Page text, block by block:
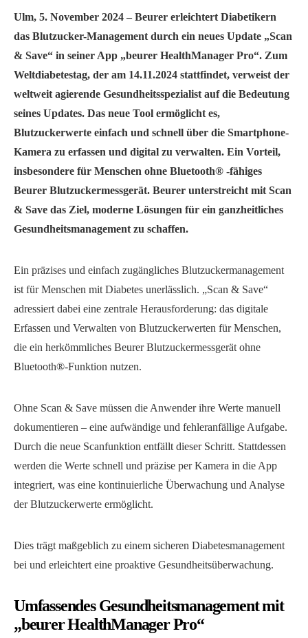
Ulm, 5. November 2024 – Beurer erleichtert Diabetikern
das Blutzucker-Management durch ein neues Update „Scan
& Save“ in seiner App „beurer HealthManager Pro“. Zum
Weltdiabetestag, der am 14.11.2024 stattfindet, verweist der
weltweit agierende Gesundheitsspezialist auf die Bedeutung
seines Updates. Das neue Tool ermöglicht es,
Blutzuckerwerte einfach und schnell über die Smartphone-
Kamera zu erfassen und digital zu verwalten. Ein Vorteil,
insbesondere für Menschen ohne Bluetooth® -fähiges
Beurer Blutzuckermessgerät. Beurer unterstreicht mit Scan
& Save das Ziel, moderne Lösungen für ein ganzheitliches
Gesundheitsmanagement zu schaffen.
Ein präzises und einfach zugängliches Blutzuckermanagement
ist für Menschen mit Diabetes unerlässlich. „Scan & Save“
adressiert dabei eine zentrale Herausforderung: das digitale
Erfassen und Verwalten von Blutzuckerwerten für Menschen,
die ein herkömmliches Beurer Blutzuckermessgerät ohne
Bluetooth®-Funktion nutzen.
Ohne Scan & Save müssen die Anwender ihre Werte manuell
dokumentieren – eine aufwändige und fehleranfällige Aufgabe.
Durch die neue Scanfunktion entfällt dieser Schritt. Stattdessen
werden die Werte schnell und präzise per Kamera in die App
integriert, was eine kontinuierliche Überwachung und Analyse
der Blutzuckerwerte ermöglicht.
Dies trägt maßgeblich zu einem sicheren Diabetesmanagement
bei und erleichtert eine proaktive Gesundheitsüberwachung.
Umfassendes Gesundheitsmanagement mit
„beurer HealthManager Pro“